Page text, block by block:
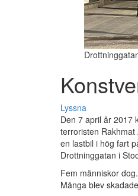
Lyssna
Den 7 april år 2017
terroristen Rakhmat
en lastbil i hög fart
Drottninggatan i
Fem människor dog.
Många blev